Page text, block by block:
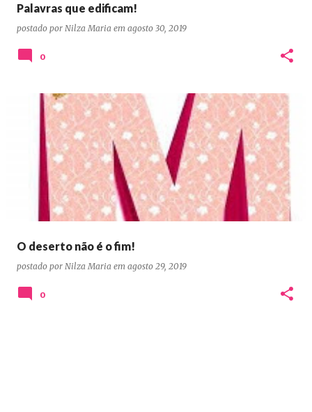
Palavras que edificam!
postado por Nilza Maria em agosto 30, 2019
0
O deserto não é o fim!
postado por Nilza Maria em agosto 29, 2019
0